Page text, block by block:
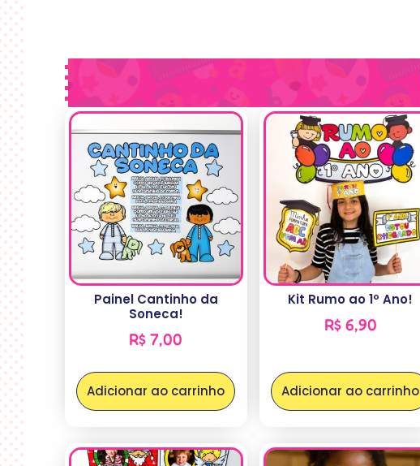
Painel Cantinho da
Soneca!
R$ 7,00
Adicionar ao carrinho
Kit Rumo ao 1º Ano!
R$6,90
Adicionar ao carrinho